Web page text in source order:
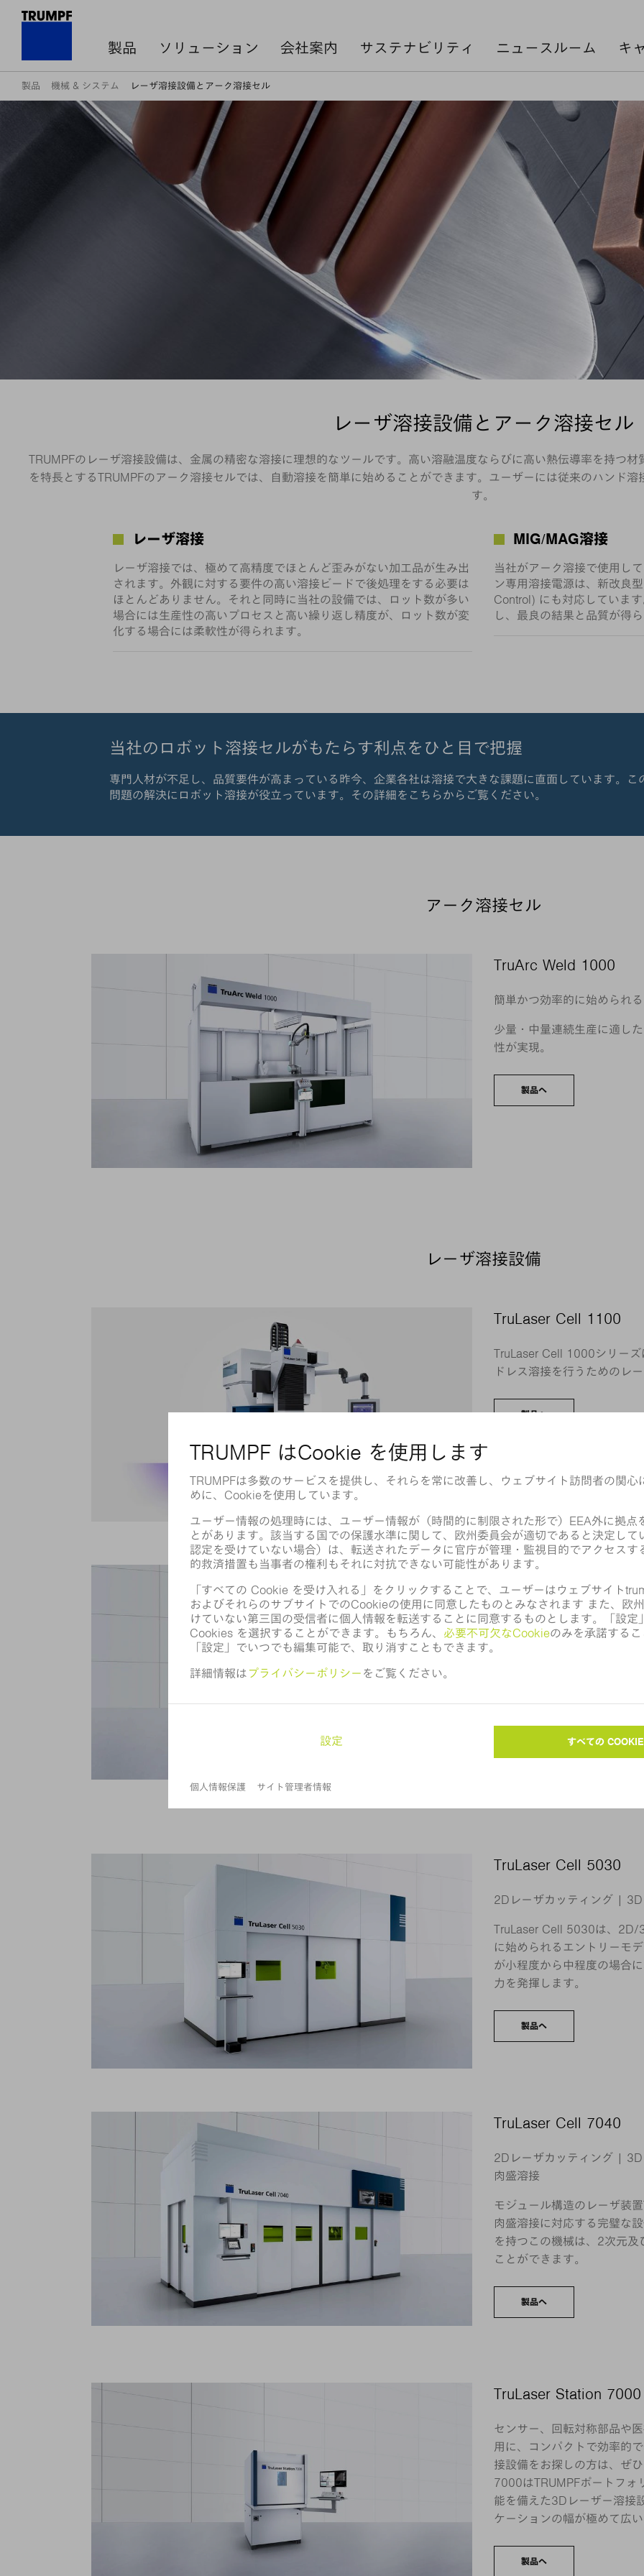
製品 ソリューション 会社案内 サステナビリティ ニュースルーム キ
製品 機械 & システム レーザ溶接設備とアーク溶接セル
レーザ溶接設備とアーク溶接セル
TRUMPFのレーザ溶接設備は、金属の精密な溶接に理想的なツールです。高い溶融温度ならびに高い熱伝導率を持つ
を特長とするTRUMPFのアーク溶接セルでは、自動溶接を簡単に始めることができます。ユーザーには従来のハンド
す。
レーザ溶接
レーザ溶接では、極めて高精度でほとんど歪みがない加工品が生み出
されます。外観に対する要件の高い溶接ビードで後処理をする必要は
ほとんどありません。それと同時に当社の設備では、ロット数が多い
場合には生産性の高いプロセスと高い繰り返し精度が、ロット数が変
化する場合には柔軟性が得られます。
MIG/MAG溶接
当社がアーク溶接で使用し
ン専用溶接電源は、新改良
Control) にも対応していま
し、最良の結果と品質が得ら
当社のロボット溶接セルがもたらす利点をひと目で把握
専門人材が不足し、品質要件が高まっている昨今、企業各社は溶接で大きな課題に直面しています。こ
問題の解決にロボット溶接が役立っています。その詳細をこちらからご覧ください。
アーク溶接セル
TruArc Weld 1000
簡単かつ効率的に始められ
少量・中量連続生産に適し
性が実現。
製品へ
レーザ溶接設備
TruLaser Cell 1100
TruLaser Cell 1000シリー
ドレス溶接を行うためのレ
製品へ
2Dレーザカッティング |
肉盛溶接
TRUMPFの3Dレーザ加工
カッティングと溶接ならび
（LMD）に適しています。
能です。試作品から大量生
TruLaser Cell 5030
2Dレーザカッティング |
TruLaser Cell 5030は、2D/
に始められるエントリーモ
が小程度から中程度の場合
力を発揮します。
製品へ
TruLaser Cell 7040
2Dレーザカッティング |
肉盛溶接
モジュール構造のレーザ装
肉盛溶接に対応する完璧な
を持つこの機械は、2次元
ことができます。
製品へ
TruLaser Station 7000
センサー、回転対称部品や
用に、コンパクトで効率的
接設備をお探しの方は、ぜ
7000はTRUMPFポートフォ
能を備えた3Dレーザー溶接
ケーションの幅が極めて広
製品へ